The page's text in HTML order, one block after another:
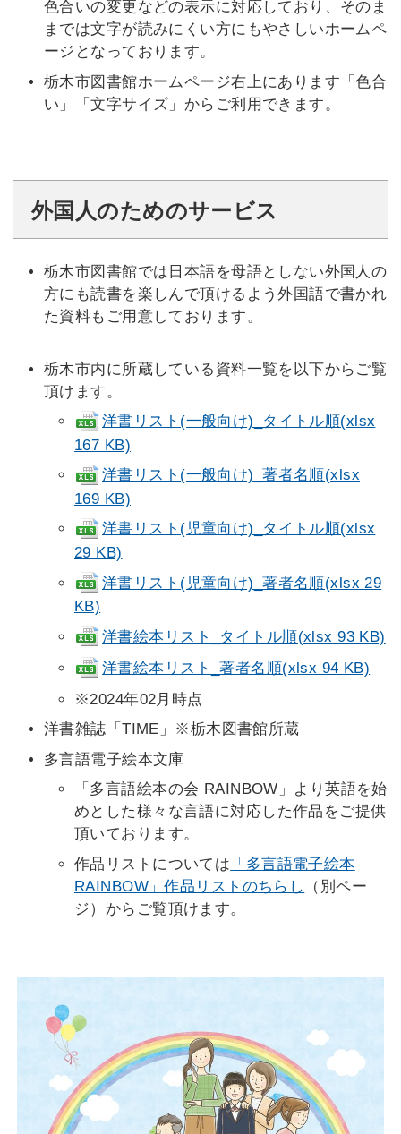
色合いの変更などの表示に対応しており、そのま
までは文字が読みにくい方にもやさしいホームペ
ージとなっております。
栃木市図書館ホームページ右上にあります「色合
い」「文字サイズ」からご利用できます。
外国人のためのサービス
栃木市図書館では日本語を母語としない外国人の
方にも読書を楽しんで頂けるよう外国語で書かれ
た資料もご用意しております。
栃木市内に所蔵している資料一覧を以下からご覧
頂けます。
洋書リスト(一般向け)_タイトル順(xlsx
167 KB)
洋書リスト(一般向け)_著者名順(xlsx
169 KB)
洋書リスト(児童向け)_タイトル順(xlsx
29 KB)
洋書リスト(児童向け)_著者名順(xlsx 29
KB)
洋書絵本リスト_タイトル順(xlsx 93 KB)
洋書絵本リスト_著者名順(xlsx 94 KB)
※2024年02月時点
洋書雑誌「TIME」※栃木図書館所蔵
多言語電子絵本文庫
「多言語絵本の会 RAINBOW」より英語を始
めとした様々な言語に対応した作品をご提供
頂いております。
作品リストについては 「多言語電子絵本
RAINBOW」作品リストのちらし
（別ペー
ジ）からご覧頂けます。